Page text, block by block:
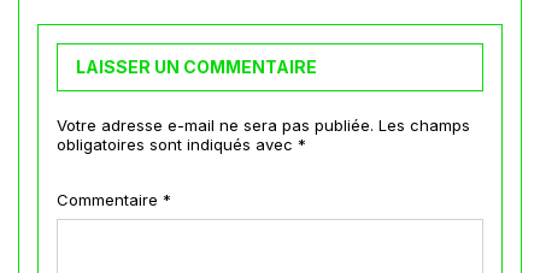
LAISSER UN COMMENTAIRE
Votre adresse e-mail ne sera pas publiée. Les champs
obligatoires sont indiqués avec *
Commentaire *